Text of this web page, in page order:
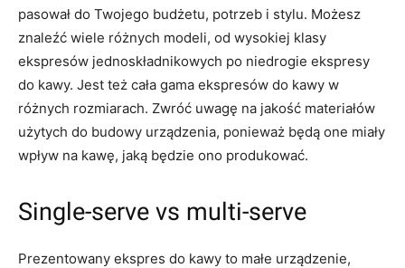
pasował do Twojego budżetu, potrzeb i stylu. Możesz
znaleźć wiele różnych modeli, od wysokiej klasy
ekspresów jednoskładnikowych po niedrogie ekspresy
do kawy. Jest też cała gama ekspresów do kawy w
różnych rozmiarach. Zwróć uwagę na jakość materiałów
użytych do budowy urządzenia, ponieważ będą one miały
wpływ na kawę, jaką będzie ono produkować.
Single-serve vs multi-serve
Prezentowany ekspres do kawy to małe urządzenie,